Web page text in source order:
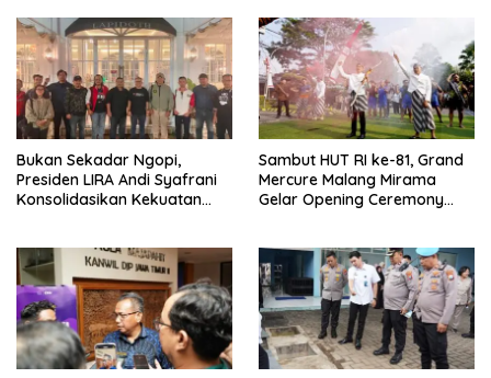
Buka suara
Bukan Sekadar Ngopi,
Presiden LIRA Andi Syafrani
Konsolidasikan Kekuatan
Sambut HUT RI ke-81, Grand
Mercure Malang Mirama
Gelar Opening Ceremony